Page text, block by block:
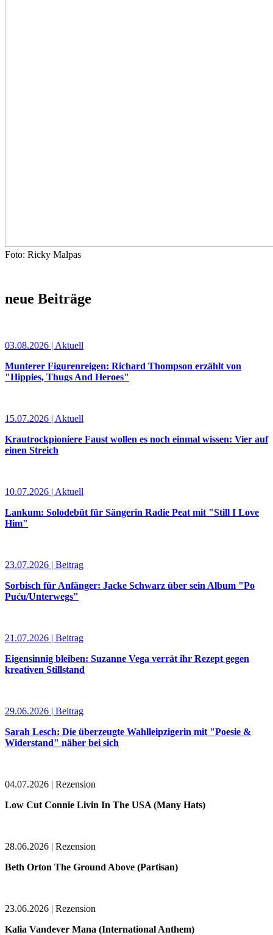
Foto: Ricky Malpas
neue Beiträge
03.08.2026 | Aktuell
Munterer Figurenreigen: Richard Thompson erzählt von
"Hippies, Thugs And Heroes"
15.07.2026 | Aktuell
Krautrockpioniere Faust wollen es noch einmal wissen: Vier auf
einen Streich
10.07.2026 | Aktuell
Lankum: Solodebüt für Sängerin Radie Peat mit "Still I Love
Him"
23.07.2026 | Beitrag
Sorbisch für Anfänger: Jacke Schwarz über sein Album "Po
Puću/Unterwegs"
21.07.2026 | Beitrag
Eigensinnig bleiben: Suzanne Vega verrät ihr Rezept gegen
kreativen Stillstand
29.06.2026 | Beitrag
Sarah Lesch: Die überzeugte Wahlleipzigerin mit "Poesie &
Widerstand" näher bei sich
04.07.2026 | Rezension
Low Cut Connie Livin In The USA (Many Hats)
28.06.2026 | Rezension
Beth Orton The Ground Above (Partisan)
23.06.2026 | Rezension
Kalia Vandever Mana (International Anthem)